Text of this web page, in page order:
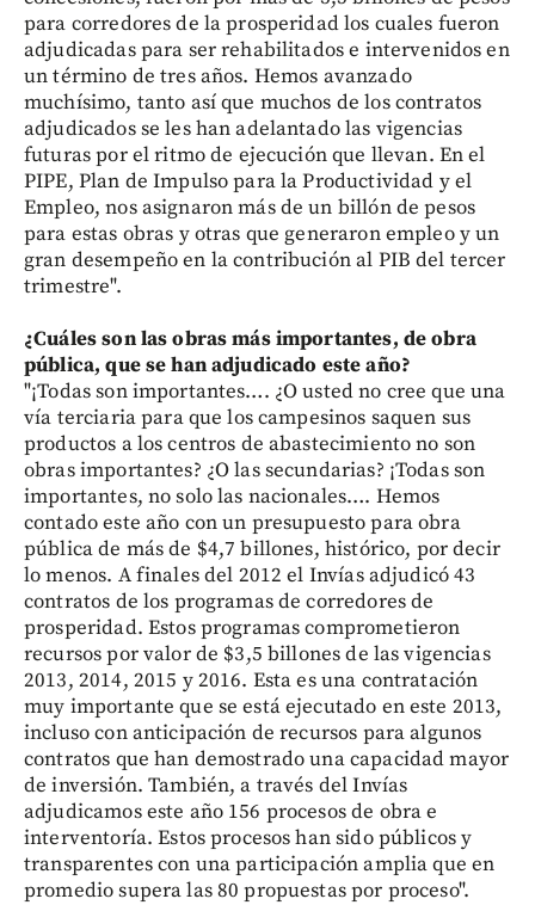
para corredores de la prosperidad los cuales fueron
adjudicadas para ser rehabilitados e intervenidos en
un término de tres años. Hemos avanzado
muchísimo, tanto así que muchos de los contratos
adjudicados se les han adelantado las vigencias
futuras por el ritmo de ejecución que llevan. En el
PIPE, Plan de Impulso para la Productividad y el
Empleo, nos asignaron más de un billón de pesos
para estas obras y otras que generaron empleo y un
gran desempeño en la contribución al PIB del tercer
trimestre".
¿Cuáles son las obras más importantes, de obra
pública, que se han adjudicado este año?
"¡Todas son importantes…. ¿O usted no cree que una
vía terciaria para que los campesinos saquen sus
productos a los centros de abastecimiento no son
obras importantes? ¿O las secundarias? ¡Todas son
importantes, no solo las nacionales…. Hemos
contado este año con un presupuesto para obra
pública de más de $4,7 billones, histórico, por decir
lo menos. A finales del 2012 el Invías adjudicó 43
contratos de los programas de corredores de
prosperidad. Estos programas comprometieron
recursos por valor de $3,5 billones de las vigencias
2013, 2014, 2015 y 2016. Esta es una contratación
muy importante que se está ejecutado en este 2013,
incluso con anticipación de recursos para algunos
contratos que han demostrado una capacidad mayor
de inversión. También, a través del Invías
adjudicamos este año 156 procesos de obra e
interventoría. Estos procesos han sido públicos y
transparentes con una participación amplia que en
promedio supera las 80 propuestas por proceso".